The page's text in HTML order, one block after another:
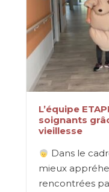
L’équipe
soignants
vieillesse
Dans le
mieux
rencontrées